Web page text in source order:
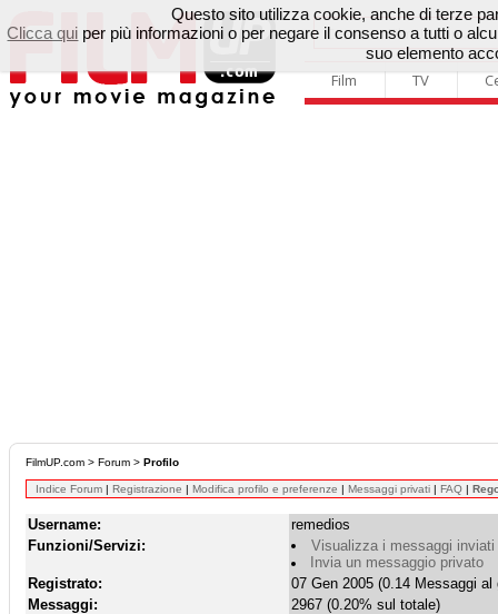
Film TV
FilmUP.com > Forum > Profilo
Indice Forum | Registrazione | Modifica profilo e preferenze | Messaggi privati | FAQ |
Username:
remedios
Funzioni/Servizi:
Visualizza i messaggi
Invia un messaggio privato
Registrato:
07 Gen 2005 (0.14 Messaggi al
Messaggi:
2967 (0.20% sul totale)
Questo sito utilizza cookie, anche di terze
Clicca qui per più informazioni o per negare il consenso a tutti o
suo elemento